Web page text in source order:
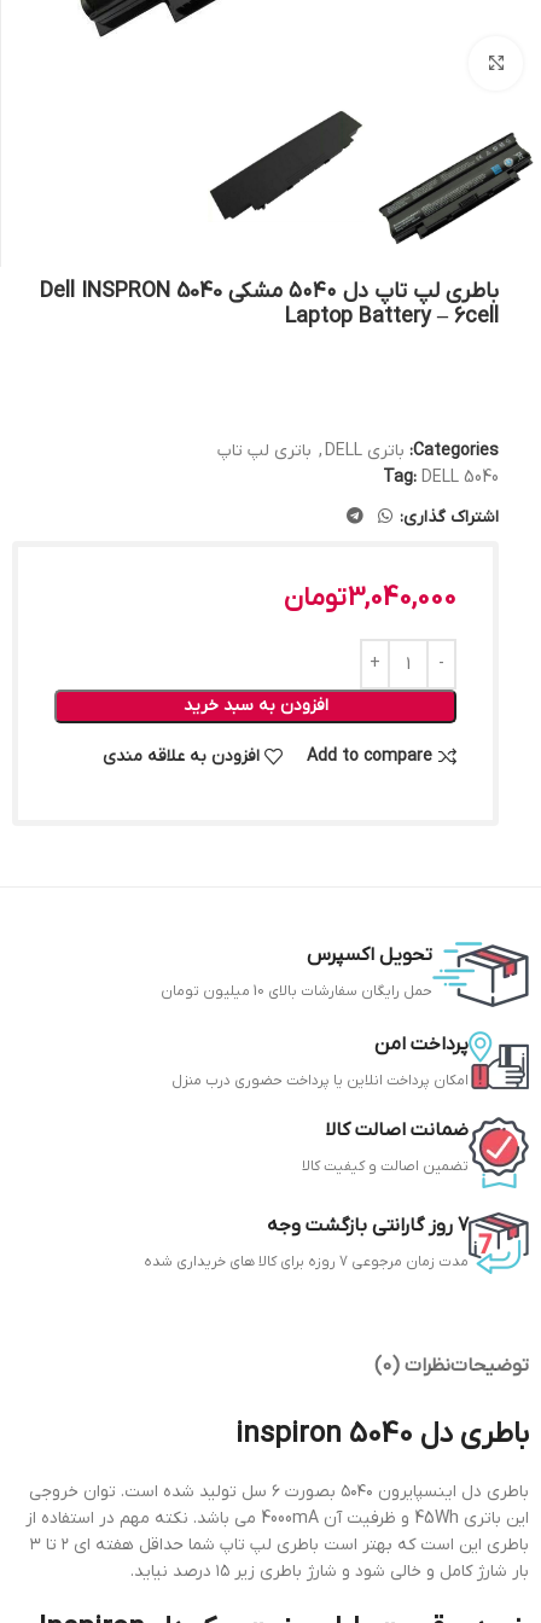
باطری لپ تاپ دل ۵۰۴۰ مشکی Dell INSPRON 5040
Laptop Battery – 6cell
Categories: باتری DELL , باتری لپ تاپ
Tag: DELL 5040
اشتراک گذاری:
3,040,000تومان
افزودن به سبد خرید
Add to compare افزودن به علاقه مندی
تحویل اکسپرس
حمل رایگان سفارشات بالای 10 میلیون تومان
پرداخت امن
امکان پرداخت انلاین یا پرداخت حضوری درب منزل
ضمانت اصالت کالا
تضمین اصالت و کیفیت کالا
7 روز گارانتی بازگشت وجه
مدت زمان مرجوعی 7 روزه برای کالا های خریداری شده
توضیحاتنظرات (0)
باطری دل inspiron 5040
باطری دل اینسپایرون ۵۰۴۰ بصورت ۶ سل تولید شده است. توان خروجی
این باتری 45Wh و ظرفیت آن 4000mA می باشد. نکته مهم در استفاده از
باطری این است که بهتر است باطری لپ تاپ شما حداقل هفته ای ۲ تا ۳
بار شارژ کامل و خالی شود و شارژ باطری زیر ۱۵ درصد نیاید.